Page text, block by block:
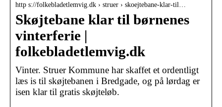
http s://folkebladetlemvig.dk › struer › skoejtebane-klar-til…
Skøjtebane klar til børnenes
vinterferie |
folkebladetlemvig.dk
Vinter. Struer Kommune har skaffet et ordentligt
læs is til skøjtebanen i Bredgade, og på lørdag er
isen klar til gratis skøjteløb.